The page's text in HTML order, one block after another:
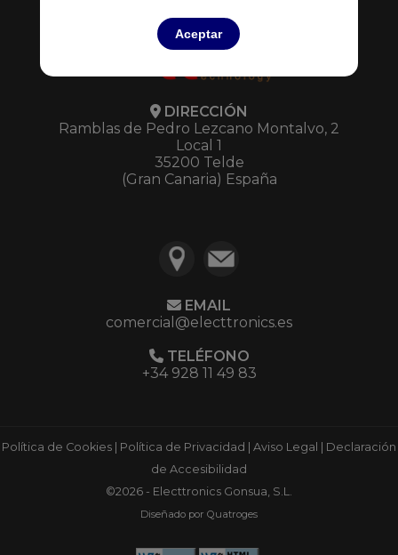
Aceptar
DIRECCIÓN
Ramblas de Pedro Lezcano Montalvo, 2
Local 1
35200 Telde
(Gran Canaria) España
EMAIL
comercial@electtronics.es
TELÉFONO
+34 928 11 49 83
Política de Cookies Política de Privacidad Aviso Legal
Declaración
de Accesibilidad
©2026 - Electtronics Gonsua, S.L.
Diseñado por Quatroges